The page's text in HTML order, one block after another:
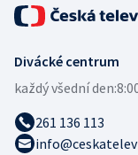
Divácké centrum
každý všední den:
261 136 113